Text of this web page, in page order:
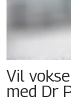
Vil
med Dr